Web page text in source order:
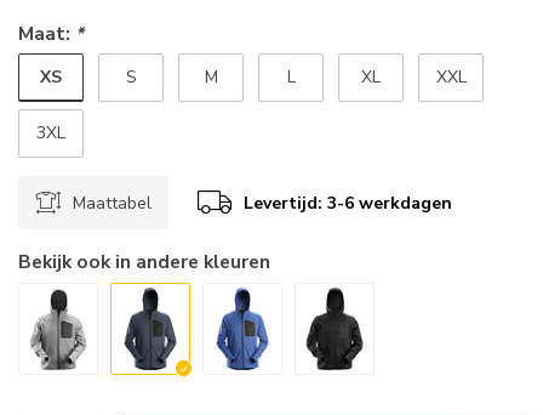
Maat: *
XS S M L XL XXL
3XL
Maattabel Levertijd: 3-6 werkdagen
Bekijk ook in andere kleuren